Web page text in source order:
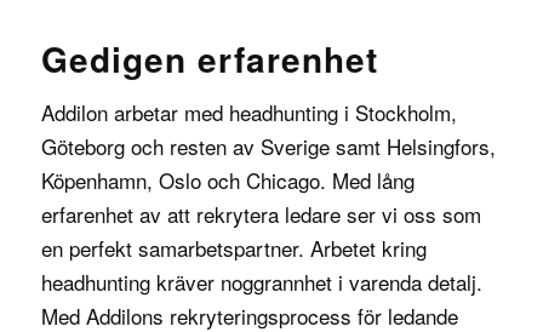
Gedigen erfarenhet
Addilon arbetar med headhunting i Stockholm,
Göteborg och resten av Sverige samt Helsingfors,
Köpenhamn, Oslo och Chicago. Med lång
erfarenhet av att rekrytera ledare ser vi oss som
en perfekt samarbetspartner. Arbetet kring
headhunting kräver noggrannhet i varenda detalj.
Med Addilons rekryteringsprocess för ledande